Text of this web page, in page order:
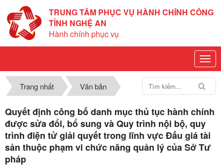
TRUNG TÂM PHỤC VỤ HÀNH CHÍNH CÔNG
TỈNH NGHỆ AN
Hành chính phục vụ
Trang nhất Văn bản
Quyết định công bố danh mục thủ tục hành chính
được sửa đổi, bổ sung và Quy trình nội bộ, quy
trình điện tử giải quyết trong lĩnh vực Đấu giá tài
sản thuộc phạm vi chức năng quản lý của Sở Tư
pháp